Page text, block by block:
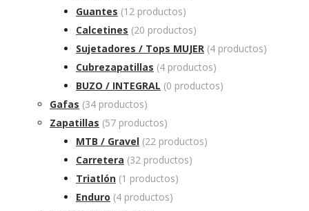
Guantes (12 productos)
Calcetines (20 productos)
Sujetadores / Tops MUJER (4 productos)
Cubrezapatillas (4 productos)
BUZO / INTEGRAL (0 productos)
Gafas (34 productos)
Zapatillas (57 productos)
MTB / Gravel (22 productos)
Carretera (32 productos)
Triatlón (1 productos)
Enduro (4 productos)